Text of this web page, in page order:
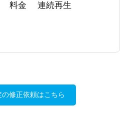
料金 連続再生
の修正依頼はこちら